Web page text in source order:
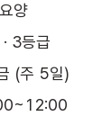
양
3등급
(주 5일)